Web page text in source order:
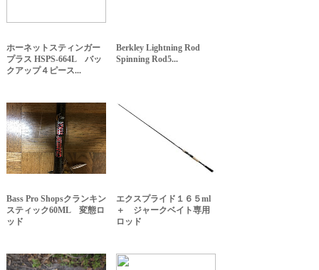
ホーネットスティンガー
プラス HSPS-664L バッ
クアップ４ピース...
Berkley Lightning Rod
Spinning Rod5...
Bass Pro Shopsクランキン
スティック60ML 変態ロ
ッド
エクスプライド１６５ml
＋ ジャークベイト専用
ロッド